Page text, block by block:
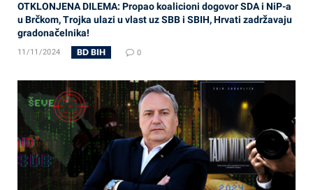
OTKLONJENA DILEMA: Propao koalicioni dogovor SDA i NiP-a
u Brčkom, Trojka ulazi u vlast uz SBB i SBIH, Hrvati zadržavaju
gradonačelnika!
11/11/2024 BD BIH 0